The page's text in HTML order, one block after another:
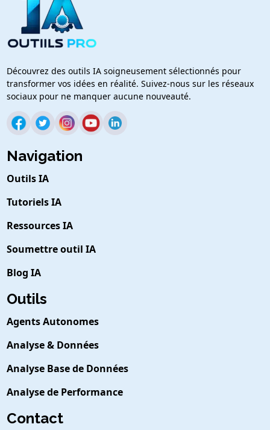
Découvrez des outils IA soigneusement sélectionnés pour
transformer vos idées en réalité. Suivez-nous sur les réseaux
sociaux pour ne manquer aucune nouveauté.
Navigation
Outils IA
Tutoriels IA
Ressources IA
Soumettre outil IA
Blog IA
Outils
Agents Autonomes
Analyse & Données
Analyse Base de Données
Analyse de Performance
Contact